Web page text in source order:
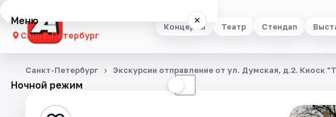
Концерты Театр Стендап
Меню ×
Санкт-Петербург
Концерты
Ночной режим ☾
Санкт-Петербург Экскурсии отправление от ул. Думская, д.2. Киоск